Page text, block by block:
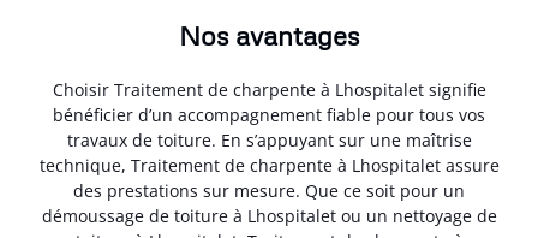
Nos avantages
Choisir Traitement de charpente à Lhospitalet signifie
bénéficier d’un accompagnement fiable pour tous vos
travaux de toiture. En s’appuyant sur une maîtrise
technique, Traitement de charpente à Lhospitalet assure
des prestations sur mesure. Que ce soit pour un
démoussage de toiture à Lhospitalet ou un nettoyage de